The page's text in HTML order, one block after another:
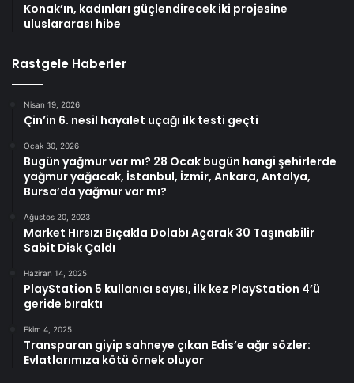
Konak’ın, kadınları güçlendirecek iki projesine
uluslararası hibe
Rastgele Haberler
Nisan 19, 2026
Çin’in 6. nesil hayalet uçağı ilk testi geçti
Ocak 30, 2026
Bugün yağmur var mı? 28 Ocak bugün hangi şehirlerde
yağmur yağacak, İstanbul, İzmir, Ankara, Antalya,
Bursa’da yağmur var mı?
Ağustos 20, 2023
Market Hırsızı Bıçakla Dolabı Açarak 30 Taşınabilir
Sabit Disk Çaldı
Haziran 14, 2025
PlayStation 5 kullanıcı sayısı, ilk kez PlayStation 4’ü
geride bıraktı
Ekim 4, 2025
Transparan giyip sahneye çıkan Edis’e ağır sözler:
Evlatlarımıza kötü örnek oluyor